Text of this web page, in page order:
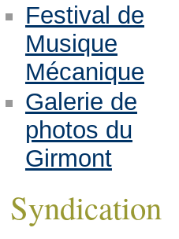
Festival de
Musique
Mécanique
Galerie de
photos du
Girmont
Syndication